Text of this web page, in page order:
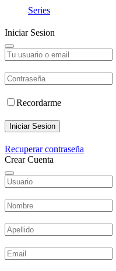
Series
Iniciar Sesion
Recordarme
Iniciar Sesion
Recuperar contraseña
Crear Cuenta